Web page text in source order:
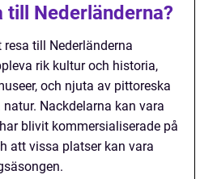
till Nederländerna?
till Nederländerna
rik kultur och historia,
och njuta av pittoreska
Nackdelarna kan vara
blivit kommersialiserade på
att vissa platser kan vara